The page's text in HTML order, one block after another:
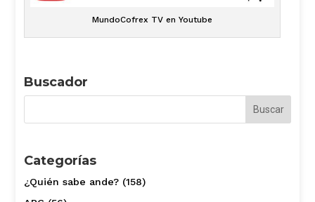
MundoCofrex TV en Youtube
Buscador
Categorías
¿Quién sabe ande?(158)